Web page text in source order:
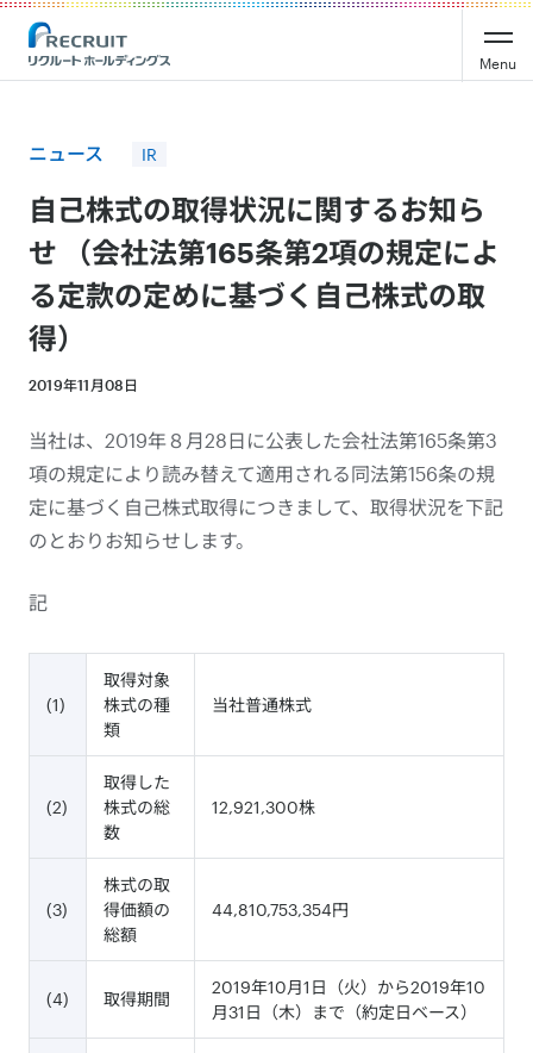
Recruit Holdings
Menu
ニュース IR
自己株式の取得状況に関するお知ら
せ （会社法第165条第2項の規定によ
る定款の定めに基づく自己株式の取
得）
2019年11月08日
当社は、2019年８月28日に公表した会社法第165条第3
項の規定により読み替えて適用される同法第156条の規
定に基づく自己株式取得につきまして、取得状況を下記
のとおりお知らせします。
記
(1)
取得対象
株式の種
類
当社普通株式
(2)
取得した
株式の総
数
12,921,300株
(3)
株式の取
得価額の
総額
44,810,753,354円
(4) 取得期間
2019年10月1日（火）から2019年10
月31日（木）まで（約定日ベース）